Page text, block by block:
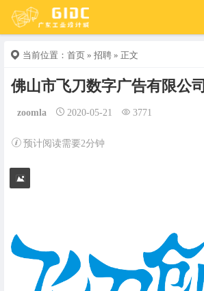
当前位置： 首页 » 招聘 » 正文
佛山市飞刀数字广告有限公司
zoomla 2020-05-21 3771
预计阅读需要2分钟